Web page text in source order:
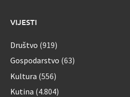
VIJESTI
Društvo (919)
Gospodarstvo (63)
Kultura (556)
Kutina (4.804)